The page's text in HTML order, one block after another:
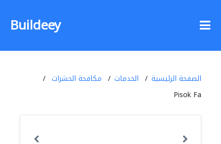
Buildeey
الصفحة الرئيسية الخدمات
مكافحة الحشرات
Pisok Fa